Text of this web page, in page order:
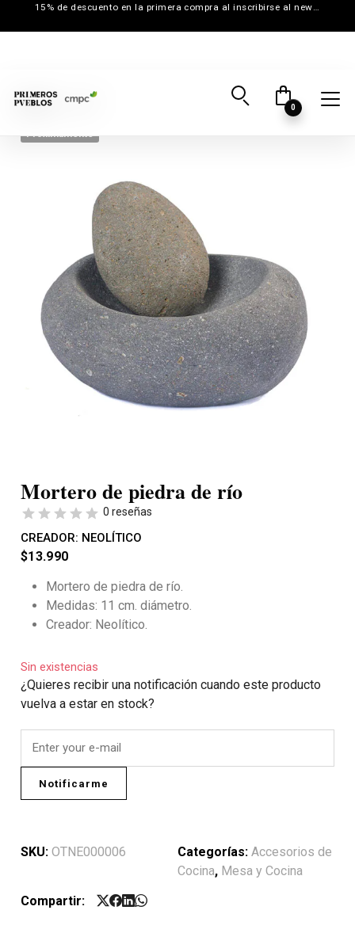
15% de descuento en la primera compra al inscribirse al newsletter
0
Próximamente
Mortero de piedra de río
0 reseñas
CREADOR: NEOLÍTICO
$13.990
Mortero de piedra de río.
Medidas: 11 cm. diámetro.
Creador: Neolítico.
Sin existencias
¿Quieres recibir una notificación cuando este producto
vuelva a estar en stock?
Notificarme
SKU: OTNE000006 Categorías: Accesorios de
Cocina, Mesa y Cocina
Compartir: